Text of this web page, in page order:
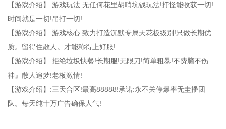
【游戏介绍】:游戏玩法:无任何花里胡哨坑钱玩法!打怪能收获一切!
时间就是一切!吊打一切!
【游戏介绍】:游戏核心:致力打造沉默专属天花板级别!只做长期优
质。留得住散人。才能称得上好服!
【游戏介绍】:拒绝垃圾快餐!长期服!无限刀!简单粗暴!不费脑不伤
神』散人追梦!老板激情!
【游戏介绍】:三天合区!最高88888!承诺:永不关停爆率无圭播团
队。每天纯十万广告确保人气!